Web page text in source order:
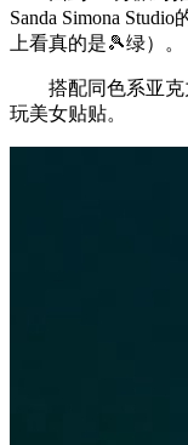
Sanda Simona
上看真的是🎾绿）。
搭配同色系亚克
玩美女贴贴。